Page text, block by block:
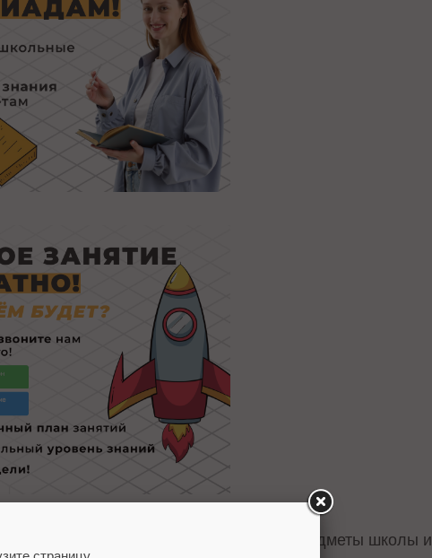
услуг» – «Обучение и курсы» – «Предметы школы и